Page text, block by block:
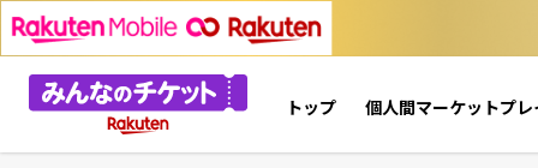
トップ 個人間マーケットプレ